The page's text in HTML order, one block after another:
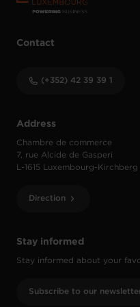
Stay informed
Stay informed about your
Subscribe to our
Address
Chambre de commerce
7, rue Alcide de Gasperi
L-1615 Luxembourg-Kirchberg
Direction
Contact
(+352) 42 39 39 1